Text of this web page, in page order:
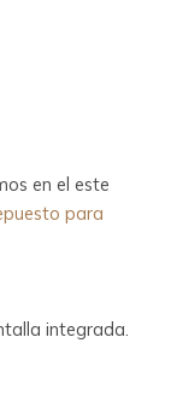
en el este
para
integrada.